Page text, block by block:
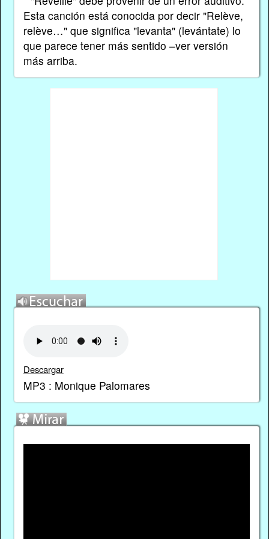
Esta canción está conocida por decir "Relève,
relève…" que significa "levanta" (levántate) lo
que parece tener más sentido –ver versión
más arriba.
Descargar
MP3 : Monique Palomares